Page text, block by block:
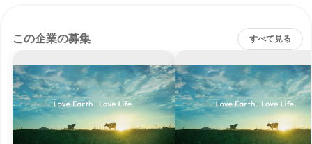
この企業の募集 すべて見る